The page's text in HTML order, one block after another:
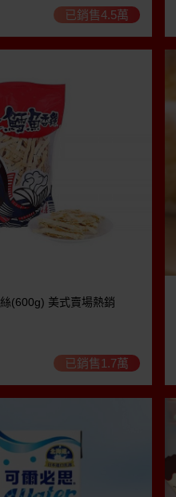
已銷售4.5萬
(600g) 美式賣場熱銷
已銷售1.7萬